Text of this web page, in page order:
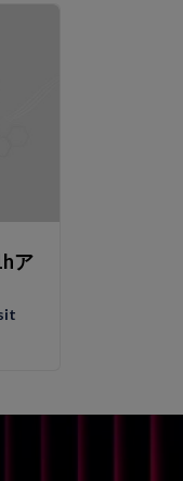
ズムのベネフィット
ア